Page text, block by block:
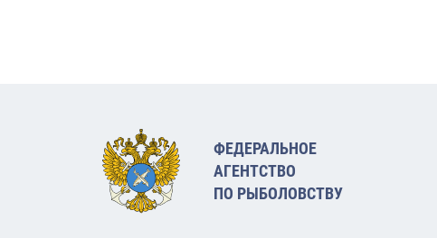
ФЕДЕРАЛЬНОЕ
АГЕНТСТВО
ПО РЫБОЛОВСТВУ